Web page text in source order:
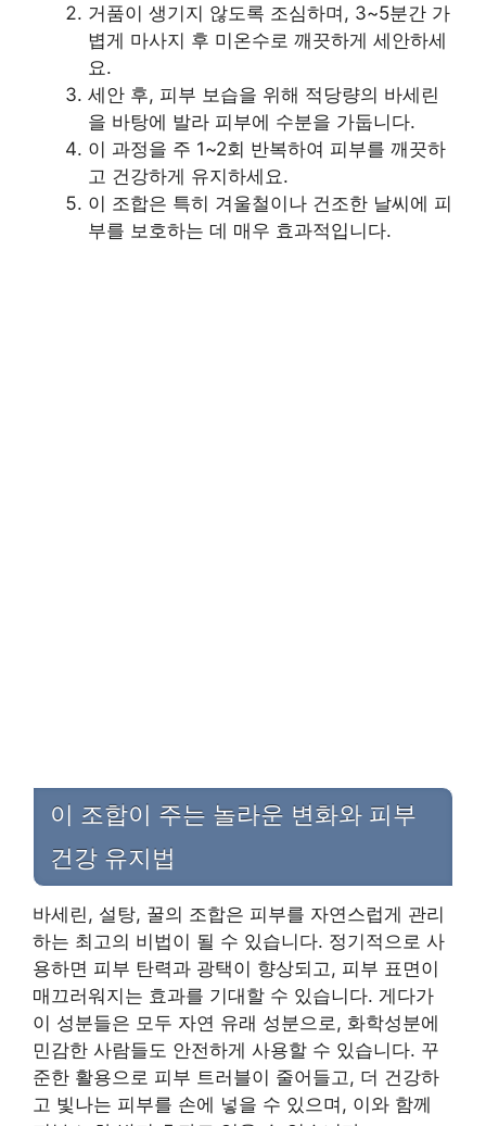
거품이 생기지 않도록 조심하며, 3~5분간 가
볍게 마사지 후 미온수로 깨끗하게 세안하세
요.
세안 후, 피부 보습을 위해 적당량의 바세린
을 바탕에 발라 피부에 수분을 가둡니다.
이 과정을 주 1~2회 반복하여 피부를 깨끗하
고 건강하게 유지하세요.
이 조합은 특히 겨울철이나 건조한 날씨에 피
부를 보호하는 데 매우 효과적입니다.
이 조합이 주는 놀라운 변화와 피부
건강 유지법
바세린, 설탕, 꿀의 조합은 피부를 자연스럽게 관리
하는 최고의 비법이 될 수 있습니다. 정기적으로 사
용하면 피부 탄력과 광택이 향상되고, 피부 표면이
매끄러워지는 효과를 기대할 수 있습니다. 게다가
이 성분들은 모두 자연 유래 성분으로, 화학성분에
민감한 사람들도 안전하게 사용할 수 있습니다. 꾸
준한 활용으로 피부 트러블이 줄어들고, 더 건강하
고 빛나는 피부를 손에 넣을 수 있으며, 이와 함께